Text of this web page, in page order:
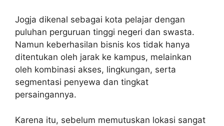
Jogja dikenal sebagai kota pelajar dengan
puluhan perguruan tinggi negeri dan swasta.
Namun keberhasilan bisnis kos tidak hanya
ditentukan oleh jarak ke kampus, melainkan
oleh kombinasi akses, lingkungan, serta
segmentasi penyewa dan tingkat
persaingannya.
Karena itu, sebelum memutuskan lokasi sangat